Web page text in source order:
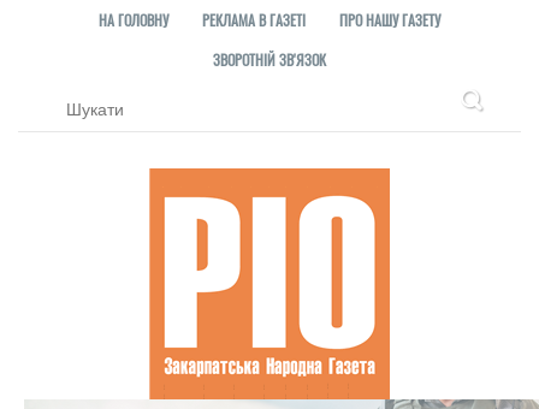
НА ГОЛОВНУ РЕКЛАМА В ГАЗЕТІ
ПРО НАШУ ГАЗЕТУ
ЗВОРОТНІЙ ЗВ'ЯЗОК